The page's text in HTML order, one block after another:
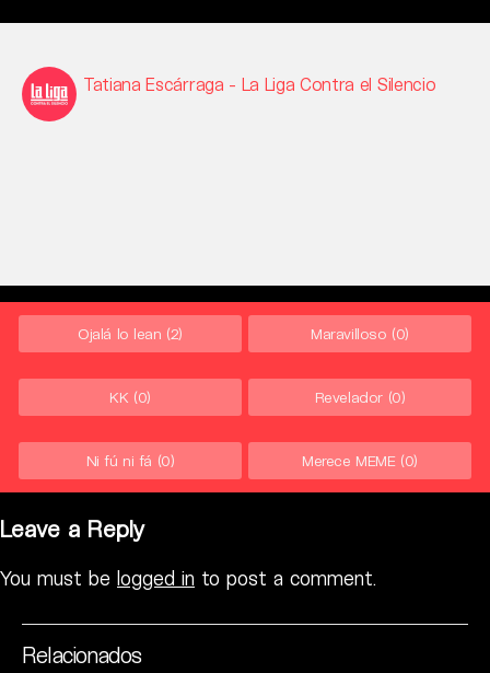
Tatiana Escárraga - La Liga Contra el Silencio
Ojalá lo lean (2) Maravilloso (0)
KK (0) Revelador (0)
Ni fú ni fá (0) Merece MEME (0)
Leave a Reply
You must be logged in to post a comment.
Relacionados